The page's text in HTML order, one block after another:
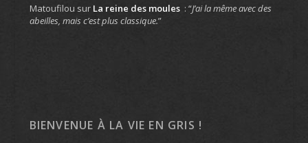
Matoufilou sur La reine des moules : “J’ai la même avec des
abeilles, mais c’est plus classique.”
BIENVENUE À LA VIE EN GRIS !